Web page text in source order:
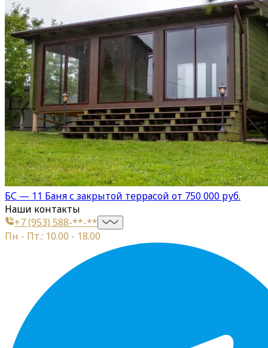
БС — 11 Баня с закрытой террасой от 750 000 руб.
Наши контакты
+7 (953) 588-**-**
Пн - Пт.: 10.00 - 18.00